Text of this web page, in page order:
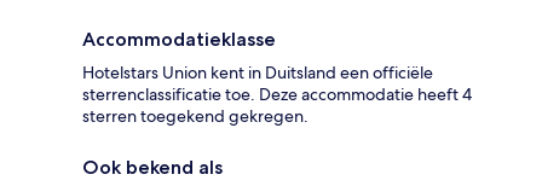
Accommodatieklasse
Hotelstars Union kent in Duitsland een officiële
sterrenclassificatie toe. Deze accommodatie heeft 4
sterren toegekend gekregen.
Ook bekend als